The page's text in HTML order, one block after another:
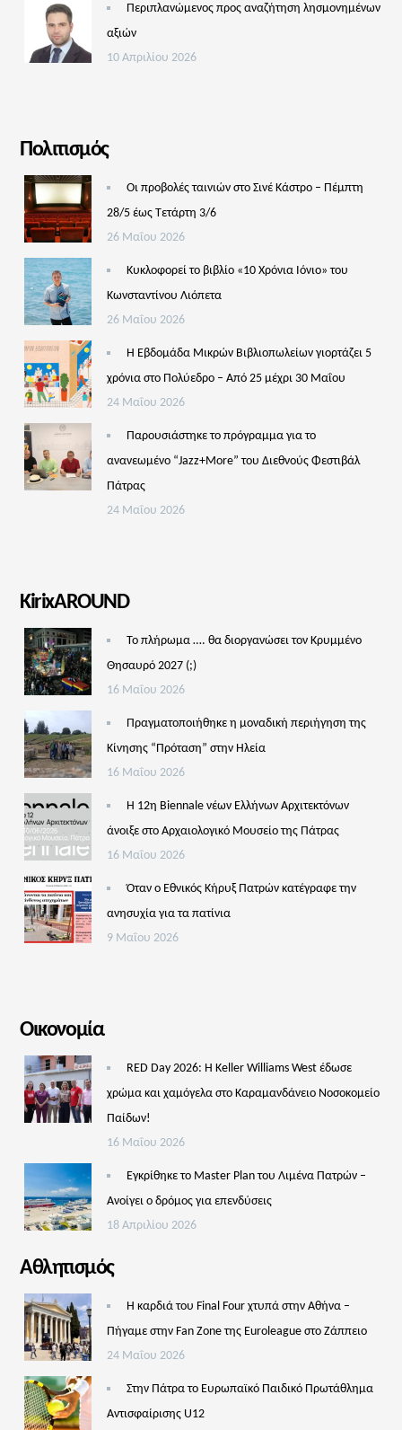
Περιπλανώμενος προς αναζήτηση λησμονημένων
αξιών
10 Απριλίου 2026
Πολιτισμός
Οι προβολές ταινιών στο Σινέ Κάστρο – Πέμπτη
28/5 έως Τετάρτη 3/6
26 Μαΐου 2026
Κυκλοφορεί το βιβλίο «10 Χρόνια Ιόνιο» του
Κωνσταντίνου Λιόπετα
26 Μαΐου 2026
Η Εβδομάδα Μικρών Βιβλιοπωλείων γιορτάζει 5
χρόνια στο Πολύεδρο – Από 25 μέχρι 30 Μαΐου
24 Μαΐου 2026
Παρουσιάστηκε το πρόγραμμα για το
ανανεωμένο “Jazz+More” του Διεθνούς Φεστιβάλ
Πάτρας
24 Μαΐου 2026
KirixAROUND
Το πλήρωμα …. θα διοργανώσει τον Κρυμμένο
Θησαυρό 2027 (;)
16 Μαΐου 2026
Πραγματοποιήθηκε η μοναδική περιήγηση της
Κίνησης “Πρόταση” στην Ηλεία
16 Μαΐου 2026
Η 12η Biennale νέων Ελλήνων Αρχιτεκτόνων
άνοιξε στο Αρχαιολογικό Μουσείο της Πάτρας
16 Μαΐου 2026
Όταν ο Εθνικός Κήρυξ Πατρών κατέγραφε την
ανησυχία για τα πατίνια
9 Μαΐου 2026
Οικονομία
RED Day 2026: Η Keller Williams West έδωσε
χρώμα και χαμόγελα στο Καραμανδάνειο Νοσοκομείο
Παίδων!
16 Μαΐου 2026
Εγκρίθηκε το Master Plan του Λιμένα Πατρών –
Aνοίγει ο δρόμος για επενδύσεις
18 Απριλίου 2026
Αθλητισμός
Η καρδιά του Final Four χτυπά στην Αθήνα –
Πήγαμε στην Fan Zone της Euroleague στο Ζάππειο
24 Μαΐου 2026
Στην Πάτρα το Ευρωπαϊκό Παιδικό Πρωτάθλημα
Αντισφαίρισης U12